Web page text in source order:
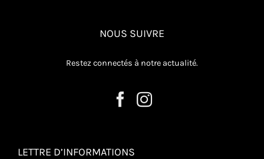
NOUS SUIVRE
Restez connectés à notre actualité.
LETTRE D’INFORMATIONS